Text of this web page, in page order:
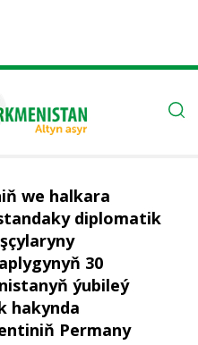
we halkara
diplomatik
30
ýubileý
hakynda
Permany